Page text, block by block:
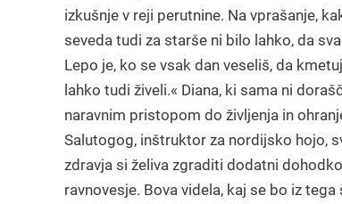
izkušnje v reji perutnine. Na vprašanje,
seveda tudi za starše ni bilo lahko, da
Lepo je, ko se vsak dan veseliš, da
lahko tudi živeli.« Diana, ki sama ni
naravnim pristopom do življenja in
Salutogog, inštruktor za nordijsko hojo,
zdravja si želiva zgraditi dodatni
ravnovesje. Bova videla, kaj se bo iz